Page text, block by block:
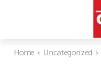
Home Uncategorized